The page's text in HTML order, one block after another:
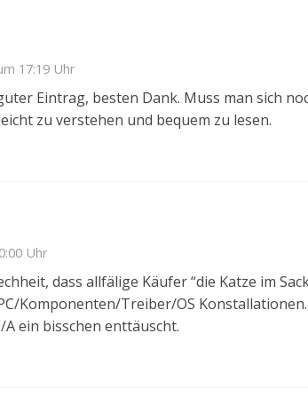
17:19 Uhr
Eintrag, besten Dank. Muss man sich
zu verstehen und bequem zu lesen.
Uhr
dass allfälige Käufer “die Katze im
Komponenten/Treiber/OS
A ein bisschen enttäuscht.